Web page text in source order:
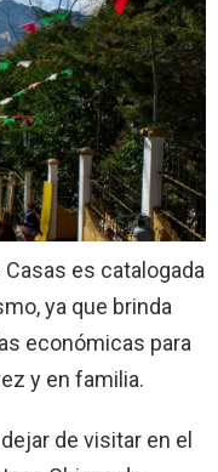
es catalogada
ya que brinda
económicas para
y en familia.
de visitar en el